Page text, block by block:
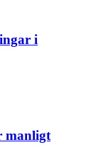
i
manligt